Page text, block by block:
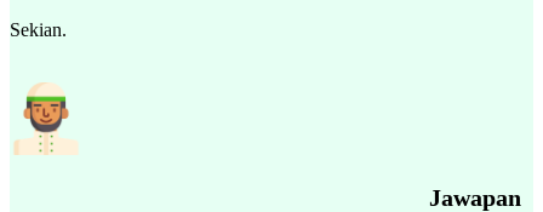
Sekian.
Jawapan